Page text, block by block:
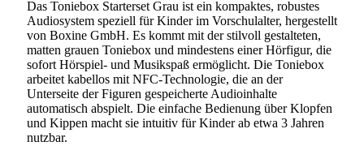
Das Toniebox Starterset Grau ist ein kompaktes, robustes
Audiosystem speziell für Kinder im Vorschulalter, hergestellt
von Boxine GmbH. Es kommt mit der stilvoll gestalteten,
matten grauen Toniebox und mindestens einer Hörfigur, die
sofort Hörspiel- und Musikspaß ermöglicht. Die Toniebox
arbeitet kabellos mit NFC-Technologie, die an der
Unterseite der Figuren gespeicherte Audioinhalte
automatisch abspielt. Die einfache Bedienung über Klopfen
und Kippen macht sie intuitiv für Kinder ab etwa 3 Jahren
nutzbar.